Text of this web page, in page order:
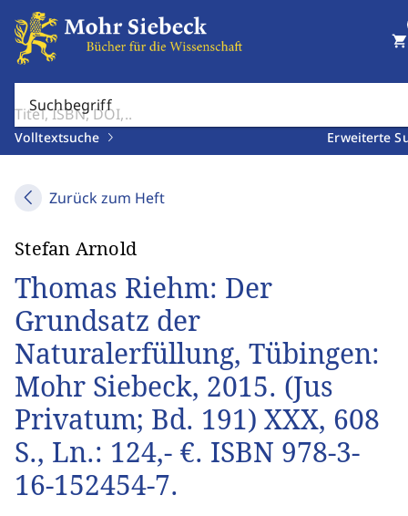
Suchbegriff
Volltextsuche Erweiterte
shopping_cart
Zurück zum Heft
Stefan Arnold
Thomas Riehm: Der
Grundsatz der
Naturalerfüllung, Tübingen:
Mohr Siebeck, 2015. (Jus
Privatum; Bd. 191) XXX, 608
S., Ln.: 124,- €. ISBN 978-3-
16-152454-7.